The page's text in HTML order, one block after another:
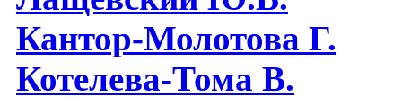
Кантор-Молотова Г.
Котелева-Тома В.